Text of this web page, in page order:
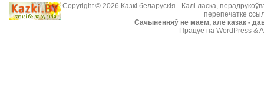
Copyright © 2026 Казкі беларускія - Калі ласка,
перепечатке
Cачыненняў не маем, але казак -
Працуе на WordPress &